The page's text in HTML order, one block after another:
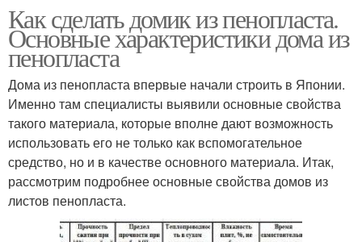
Как сделать домик из пенопласта.
Основные характеристики дома из
пенопласта
Дома из пенопласта впервые начали строить в Японии.
Именно там специалисты выявили основные свойства
такого материала, которые вполне дают возможность
использовать его не только как вспомогательное
средство, но и в качестве основного материала. Итак,
рассмотрим подробнее основные свойства домов из
листов пенопласта.